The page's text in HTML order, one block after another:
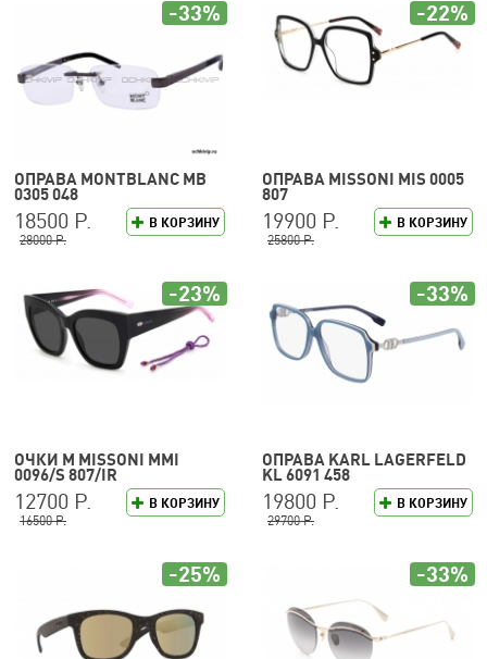
ОПРАВА MONTBLANC MB
0305 048
В КОРЗИНУ
18500 Р.
28000 Р.
-33%
ОПРАВА MISSONI MIS 0005
807
В КОРЗИНУ
19900 Р.
25800 Р.
-22%
ОЧКИ M MISSONI MMI
0096/S 807/IR
В КОРЗИНУ
12700 Р.
16500 Р.
-23%
ОПРАВА KARL LAGERFELD
KL 6091 458
В КОРЗИНУ
19800 Р.
29700 Р.
-33%
-25% -33%